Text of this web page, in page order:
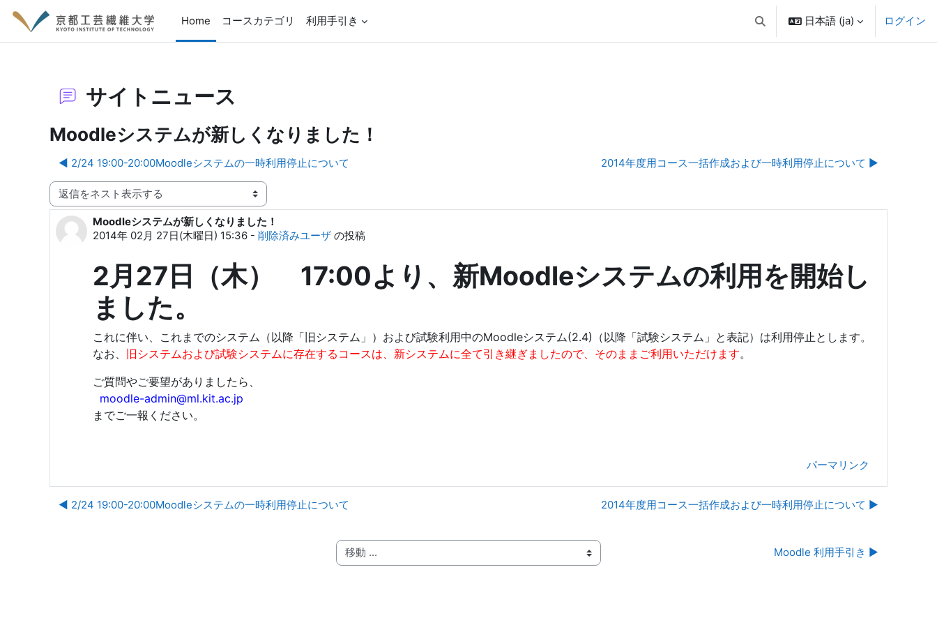
Home
コースカテゴリ 利用手引き 検索入力に切り替える
日本語 ‎(ja)‎ ログイン
サイトニュース
Moodleシステムが新しくなりました！
◀︎ 2/24 19:00-20:00Moodleシステムの一時利用停止について
2014年度用コース一括作成および一時利用停止について ▶︎
表示モード
Moodleシステムが新しくなりました！
2014年 02月 27日(木曜日) 15:36 - 削除済みユーザ の投稿
返信数: 0
2月27日（木） 17:00より、新Moodleシステムの利用を開始し
ました。
これに伴い、これまでのシステム（以降「旧システム」）および試験利用中のMoodleシステム(2.4)（以降「試験システム」と表記）は利用停止とします。
なお、
旧システムおよび試験システムに存在するコースは、新システムに全て引き継ぎましたので、そのままご利用いただけます。
ご質問やご要望がありましたら、
moodle-admin@ml.kit.ac.jp
までご一報ください。
パーマリンク
◀︎ 2/24 19:00-20:00Moodleシステムの一時利用停止について 2014年度用コース一括作成および一時利用停止について ▶︎
移動 ... Moodle 利用手引き ▶︎